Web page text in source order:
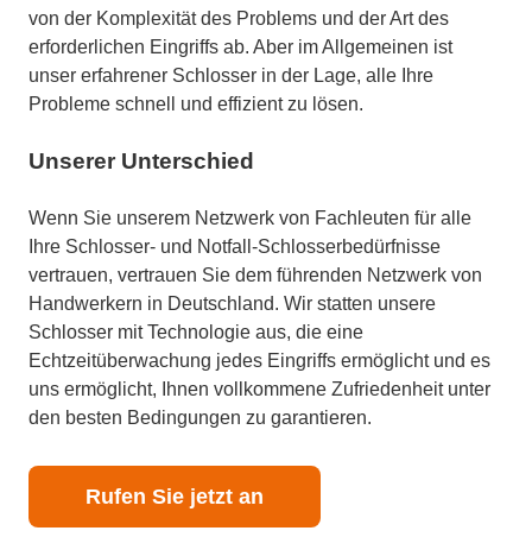
von der Komplexität des Problems und der Art des
erforderlichen Eingriffs ab. Aber im Allgemeinen ist
unser erfahrener Schlosser in der Lage, alle Ihre
Probleme schnell und effizient zu lösen.
Unserer Unterschied
Wenn Sie unserem Netzwerk von Fachleuten für alle
Ihre Schlosser- und Notfall-Schlosserbedürfnisse
vertrauen, vertrauen Sie dem führenden Netzwerk von
Handwerkern in Deutschland. Wir statten unsere
Schlosser mit Technologie aus, die eine
Echtzeitüberwachung jedes Eingriffs ermöglicht und es
uns ermöglicht, Ihnen vollkommene Zufriedenheit unter
den besten Bedingungen zu garantieren.
Rufen Sie jetzt an